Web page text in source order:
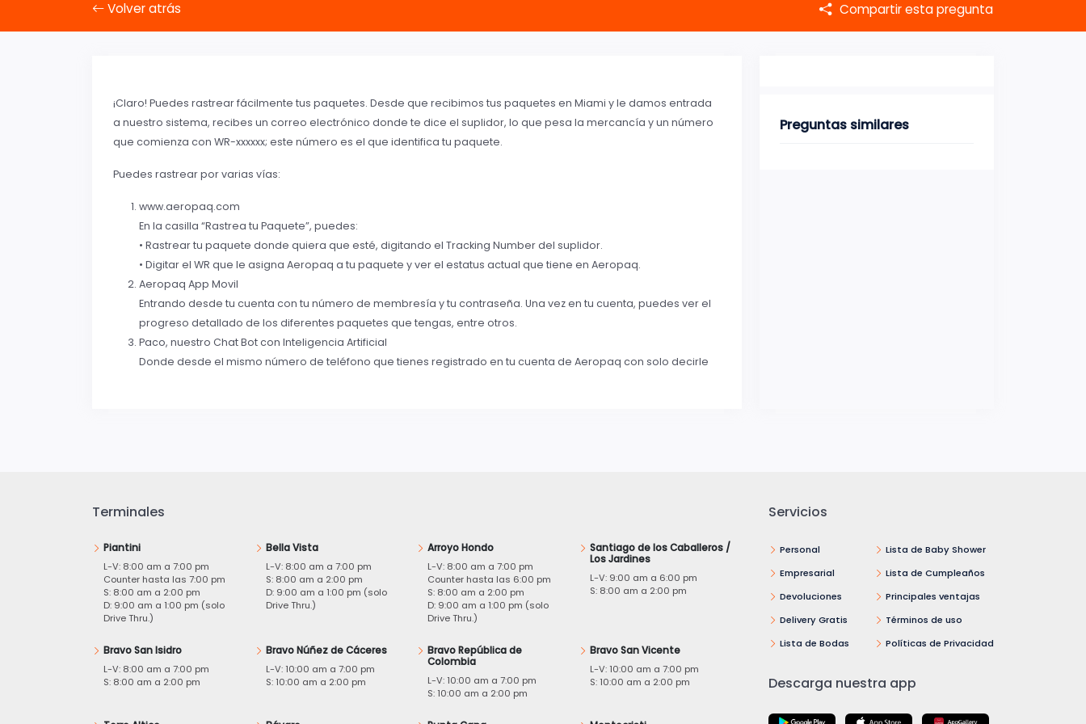
Volver atrás Compartir esta pregunta
¡Claro! Puedes rastrear fácilmente tus paquetes. Desde que recibimos tus paquetes en Miami y le damos entrada
a nuestro sistema, recibes un correo electrónico donde te dice el suplidor, lo que pesa la mercancía y un número
que comienza con WR-xxxxxx; este número es el que identifica tu paquete.
Puedes rastrear por varias vías:
www.aeropaq.com
En la casilla “Rastrea tu Paquete”, puedes:
• Rastrear tu paquete donde quiera que esté, digitando el Tracking Number del suplidor.
• Digitar el WR que le asigna Aeropaq a tu paquete y ver el estatus actual que tiene en Aeropaq.
Aeropaq App Movil
Entrando desde tu cuenta con tu número de membresía y tu contraseña. Una vez en tu cuenta, puedes ver el
progreso detallado de los diferentes paquetes que tengas, entre otros.
Paco, nuestro Chat Bot con Inteligencia Artificial
Donde desde el mismo número de teléfono que tienes registrado en tu cuenta de Aeropaq con solo decirle
Preguntas similares
Terminales
Piantini
L-V: 8:00 am a 7:00 pm
Counter hasta las 7:00 pm
S: 8:00 am a 2:00 pm
D: 9:00 am a 1:00 pm (solo
Drive Thru.)
Bella Vista
L-V: 8:00 am a 7:00 pm
S: 8:00 am a 2:00 pm
D: 9:00 am a 1:00 pm (solo
Drive Thru.)
Arroyo Hondo
L-V: 8:00 am a 7:00 pm
Counter hasta las 6:00 pm
S: 8:00 am a 2:00 pm
D: 9:00 am a 1:00 pm (solo
Drive Thru.)
Santiago de los Caballeros /
Los Jardines
L-V: 9:00 am a 6:00 pm
S: 8:00 am a 2:00 pm
Bravo San Isidro
L-V: 8:00 am a 7:00 pm
S: 8:00 am a 2:00 pm
Bravo Núñez de Cáceres
L-V: 10:00 am a 7:00 pm
S: 10:00 am a 2:00 pm
Bravo República de
Colombia
L-V: 10:00 am a 7:00 pm
S: 10:00 am a 2:00 pm
Bravo San Vicente
L-V: 10:00 am a 7:00 pm
S: 10:00 am a 2:00 pm
Servicios
Personal
Empresarial
Devoluciones
Delivery Gratis
Lista de Bodas
Lista de Baby Shower
Lista de Cumpleaños
Principales ventajas
Términos de uso
Políticas de Privacidad
Descarga nuestra app